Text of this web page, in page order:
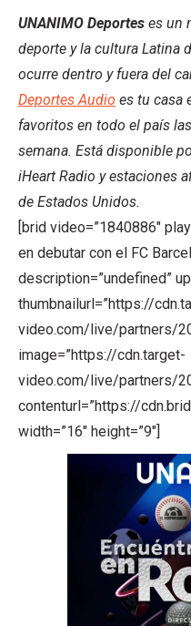
UNANIMO Deportes es un
deporte y la cultura Latina
ocurre dentro y fuera del
Deportes Audio es tu casa
favoritos en todo el país
semana. Está disponible
iHeart Radio y estaciones
de Estados Unidos.
[brid video=”1840886″
en debutar con el FC
description=”undefined”
thumbnailurl=”https://
video.com/live/partners/
image=”https://cdn.target-
video.com/live/partners/
contenturl=”https://
width=”16″ height=”9″]